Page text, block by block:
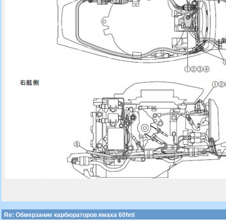
Re: Обмерзание карбюраторов ямаха 60fetl